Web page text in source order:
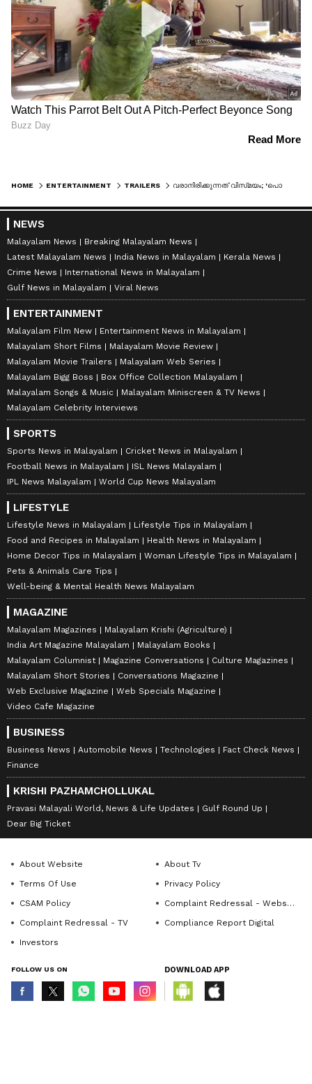
HOME ENTERTAINMENT TRAILERS
NEWS
Malayalam News
Breaking Malayalam News
Latest Malayalam News
India News in Malayalam
Kerala News
Crime News
International News in Malayalam
Gulf News in Malayalam
Viral News
ENTERTAINMENT
Malayalam Film New
Entertainment News in Malayalam
Malayalam Short Films
Malayalam Movie Review
Malayalam Movie Trailers
Malayalam Web Series
Malayalam Bigg Boss
Box Office Collection Malayalam
Malayalam Songs & Music
Malayalam Miniscreen & TV News
Malayalam Celebrity Interviews
SPORTS
Sports News in Malayalam
Cricket News in Malayalam
Football News in Malayalam
ISL News Malayalam
IPL News Malayalam
World Cup News Malayalam
LIFESTYLE
Lifestyle News in Malayalam
Lifestyle Tips in Malayalam
Food and Recipes in Malayalam
Health News in Malayalam
Home Decor Tips in Malayalam
Woman Lifestyle Tips in Malayalam
Pets & Animals Care Tips
Well-being & Mental Health News Malayalam
MAGAZINE
Malayalam Magazines
Malayalam Krishi (Agriculture)
India Art Magazine Malayalam
Malayalam Books
Malayalam Columnist
Magazine Conversations
Culture Magazines
Malayalam Short Stories
Conversations Magazine
Web Exclusive Magazine
Web Specials Magazine
Video Cafe Magazine
BUSINESS
Business News Automobile News Technologies
Fact Check News
Finance
KRISHI PAZHAMCHOLLUKAL
Pravasi Malayali World, News & Life Updates
Gulf Round Up
Dear Big Ticket
About Website
About Tv
Terms Of Use
Privacy Policy
CSAM Policy
Complaint Redressal - Website
Complaint Redressal - TV
Compliance Report Digital
Investors
FOLLOW US ON DOWNLOAD APP